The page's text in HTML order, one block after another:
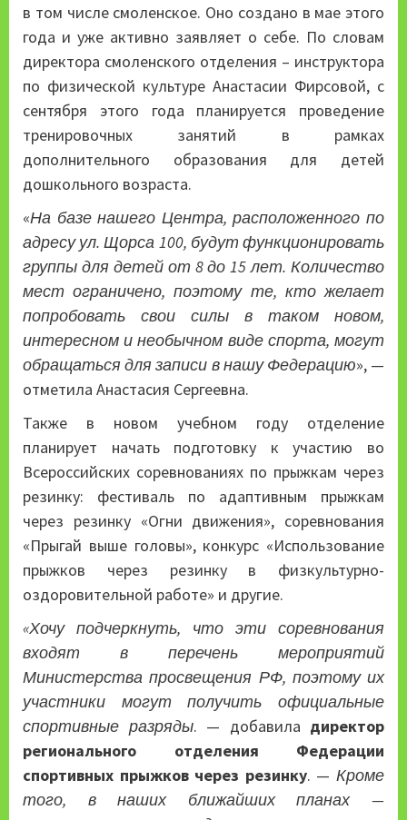
в том числе смоленское. Оно создано в мае этого
года и уже активно заявляет о себе. По словам
директора смоленского отделения – инструктора
по физической культуре Анастасии Фирсовой, с
сентября этого года планируется проведение
тренировочных занятий в рамках
дополнительного образования для детей
дошкольного возраста.
«На базе нашего Центра, расположенного по
адресу ул. Щорса 100, будут функционировать
группы для детей от 8 до 15 лет. Количество
мест ограничено, поэтому те, кто желает
попробовать свои силы в таком новом,
интересном и необычном виде спорта, могут
обращаться для записи в нашу Федерацию», —
отметила Анастасия Сергеевна.
Также в новом учебном году отделение
планирует начать подготовку к участию во
Всероссийских соревнованиях по прыжкам через
резинку: фестиваль по адаптивным прыжкам
через резинку «Огни движения», соревнования
«Прыгай выше головы», конкурс «Использование
прыжков через резинку в физкультурно-
оздоровительной работе» и другие.
«Хочу подчеркнуть, что эти соревнования
входят в перечень мероприятий
Министерства просвещения РФ, поэтому их
участники могут получить официальные
спортивные разряды. — добавила директор
регионального отделения Федерации
спортивных прыжков через резинку. —Кроме
того, в наших ближайших планах —